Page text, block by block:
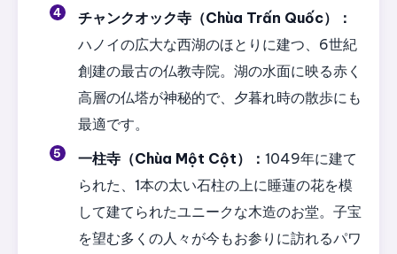
チャンクオック寺（Chùa Trấn Quốc）：
ハノイの広大な西湖のほとりに建つ、6世紀
創建の最古の仏教寺院。湖の水面に映る赤く
高層の仏塔が神秘的で、夕暮れ時の散歩にも
最適です。
一柱寺（Chùa Một Cột）： 1049年に建て
られた、1本の太い石柱の上に睡蓮の花を模
して建てられたユニークな木造のお堂。子宝
を望む多くの人々が今もお参りに訪れるパワ